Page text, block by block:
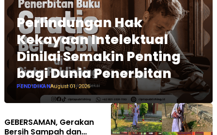
Perlindungan Hak
Kekayaan Intelektual
Dinilai Semakin Penting
bagi Dunia Penerbitan
PENDIDIKANAugust 01, 2026
GEBERSAMAN, Gerakan
Bersih Sampah dan